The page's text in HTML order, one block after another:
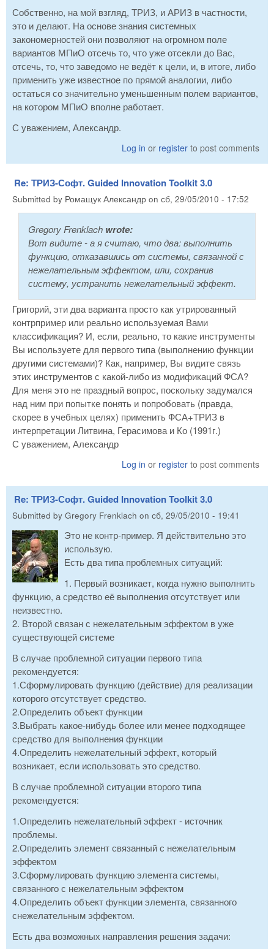
Собственно, на мой взгляд, ТРИЗ, и АРИЗ в частности,
это и делают. На основе знания системных
закономерностей они позволяют на огромном поле
вариантов МПиО отсечь то, что уже отсекли до Вас,
отсечь, то, что заведомо не ведёт к цели, и, в итоге, либо
применить уже известное по прямой аналогии, либо
остаться со значительно уменьшенным полем вариантов,
на котором МПиО вполне работает.
С уважением, Александр.
Log in or register to post comments
Re: ТРИЗ-Софт. Guided Innovation Toolkit 3.0
Submitted by Ромащук Александр on сб, 29/05/2010 - 17:52
Gregory Frenklach wrote:
Вот видите - а я считаю, что два: выполнить
функцию, отказавшись от системы, связанной с
нежелательным эффектом, или, сохранив
систему, устранить нежелательный эффект.
Григорий, эти два варианта просто как утрированный
контрпример или реально используемая Вами
классификация? И, если, реально, то какие инструменты
Вы используете для первого типа (выполнению функции
другими системами)? Как, например, Вы видите связь
этих инструментов с какой-либо из модификаций ФСА?
Для меня это не праздный вопрос, поскольку задумался
над ним при попытке понять и попробовать (правда,
скорее в учебных целях) применить ФСА+ТРИЗ в
интерпретации Литвина, Герасимова и Ко (1991г.)
С уважением, Александр
Log in or register to post comments
Re: ТРИЗ-Софт. Guided Innovation Toolkit 3.0
Submitted by Gregory Frenklach on сб, 29/05/2010 - 19:41
Это не контр-пример. Я действительно это
использую.
Есть два типа проблемных ситуаций:
1. Первый возникает, когда нужно выполнить
функцию, а средство её выполнения отсутствует или
неизвестно.
2. Второй связан с нежелательным эффектом в уже
существующей системе
В случае проблемной ситуации первого типа
рекомендуется:
1.Сформулировать функцию (действие) для реализации
которого отсутствует средство.
2.Определить объект функции
3.Выбрать какое-нибудь более или менее подходящее
средство для выполнения функции
4.Определить нежелательный эффект, который
возникает, если использовать это средство.
В случае проблемной ситуации второго типа
рекомендуется:
1.Определить нежелательный эффект - источник
проблемы.
2.Определить элемент связанный с нежелательным
эффектом
3.Сформулировать функцию элемента системы,
связанного с нежелательным эффектом
4.Определить объект функции элемента, связанного
снежелательным эффектом.
Есть два возможных направления решения задачи: